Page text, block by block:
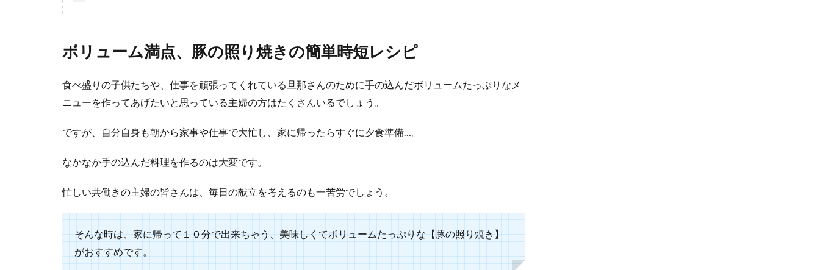
豚バラはお弁当に入れると脂が固まる、対処方法とレシピを紹介
豚バラをお弁当に入れたいけれど脂が固まる、白くなるからなかなか入れることができない、そ
卵と牛乳で作る簡単アイスクリーム！手間なし美味しいレシピ
アイスクリームは買ってくるもの、そう思っている方も多いと思います。家でアイスクリームを
ボリューム満点、豚の照り焼きの簡単時短レシピ
食べ盛りの子供たちや、仕事を頑張ってくれている旦那さんのために手の込んだボリュームたっぷりなメ
ニューを作ってあげたいと思っている主婦の方はたくさんいるでしょう。
ですが、自分自身も朝から家事や仕事で大忙し、家に帰ったらすぐに夕食準備…。
なかなか手の込んだ料理を作るのは大変です。
忙しい共働きの主婦の皆さんは、毎日の献立を考えるのも一苦労でしょう。
そんな時は、家に帰って１０分で出来ちゃう、美味しくてボリュームたっぷりな【豚の照り焼き】
がおすすめです。